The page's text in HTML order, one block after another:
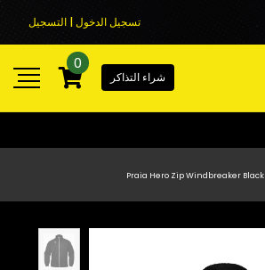
تسجيل الدخول | التسجيل
شراء التذاكر
0
Praia Hero Zip Windbreaker Black